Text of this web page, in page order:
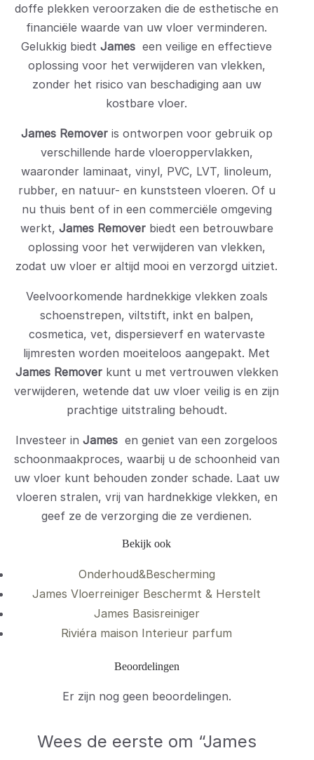
doffe plekken veroorzaken die de esthetische en
financiële waarde van uw vloer verminderen.
Gelukkig biedt James een veilige en effectieve
oplossing voor het verwijderen van vlekken,
zonder het risico van beschadiging aan uw
kostbare vloer.
James Removeris ontworpen voor gebruik op
verschillende harde vloeroppervlakken,
waaronder laminaat, vinyl, PVC, LVT, linoleum,
rubber, en natuur- en kunststeen vloeren. Of u
nu thuis bent of in een commerciële omgeving
werkt, James Removerbiedt een betrouwbare
oplossing voor het verwijderen van vlekken,
zodat uw vloer er altijd mooi en verzorgd uitziet.
Veelvoorkomende hardnekkige vlekken zoals
schoenstrepen, viltstift, inkt en balpen,
cosmetica, vet, dispersieverf en watervaste
lijmresten worden moeiteloos aangepakt. Met
James Removerkunt u met vertrouwen vlekken
verwijderen, wetende dat uw vloer veilig is en zijn
prachtige uitstraling behoudt.
Investeer in James en geniet van een zorgeloos
schoonmaakproces, waarbij u de schoonheid van
uw vloer kunt behouden zonder schade. Laat uw
vloeren stralen, vrij van hardnekkige vlekken, en
geef ze de verzorging die ze verdienen.
Bekijk ook
Onderhoud&Bescherming
James Vloerreiniger Beschermt & Herstelt
James Basisreiniger
Riviéra maison Interieur parfum
Beoordelingen
Er zijn nog geen beoordelingen.
Wees de eerste om “James